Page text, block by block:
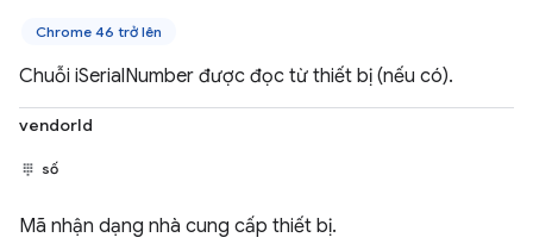
Chrome 46 trở lên
Chuỗi iSerialNumber được đọc từ thiết bị (nếu có).
vendorId
số
Mã nhận dạng nhà cung cấp thiết bị.